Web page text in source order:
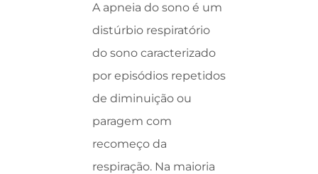
A apneia do sono é um
distúrbio respiratório
do sono caracterizado
por episódios repetidos
de diminuição ou
paragem com
recomeço da
respiração. Na maioria